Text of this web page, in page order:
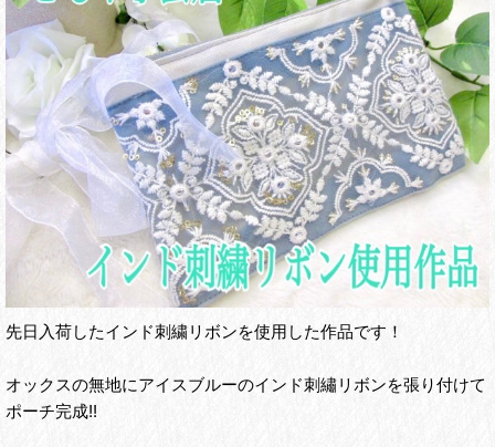
先日入荷したインド刺繍リボンを使用した作品です！
オックスの無地にアイスブルーのインド刺繡リボンを張り付けて
ポーチ完成!!